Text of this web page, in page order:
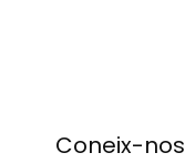
Coneix-nos